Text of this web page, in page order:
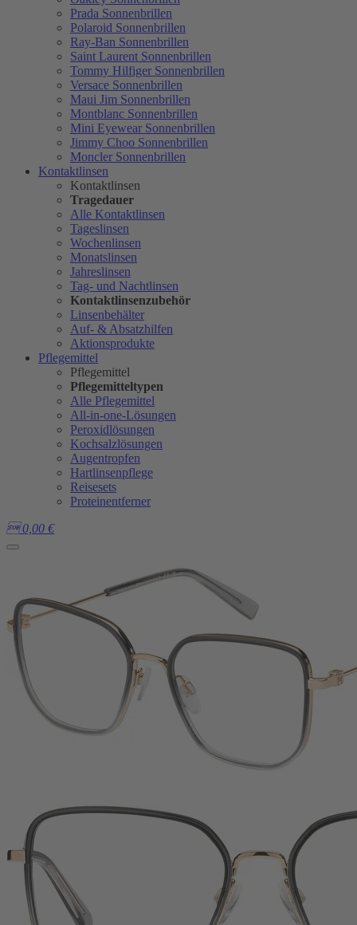
Prada Sonnenbrillen
Polaroid Sonnenbrillen
Ray-Ban Sonnenbrillen
Saint Laurent Sonnenbrillen
Tommy Hilfiger Sonnenbrillen
Versace Sonnenbrillen
Maui Jim Sonnenbrillen
Montblanc Sonnenbrillen
Mini Eyewear Sonnenbrillen
Jimmy Choo Sonnenbrillen
Moncler Sonnenbrillen
Kontaktlinsen
Kontaktlinsen
Tragedauer
Alle Kontaktlinsen
Tageslinsen
Wochenlinsen
Monatslinsen
Jahreslinsen
Tag- und Nachtlinsen
Kontaktlinsenzubehör
Linsenbehälter
Auf- & Absatzhilfen
Aktionsprodukte
Pflegemittel
Pflegemittel
Pflegemitteltypen
Alle Pflegemittel
All-in-one-Lösungen
Peroxidlösungen
Kochsalzlösungen
Augentropfen
Hartlinsenpflege
Reisesets
Proteinentferner
 0,00 €